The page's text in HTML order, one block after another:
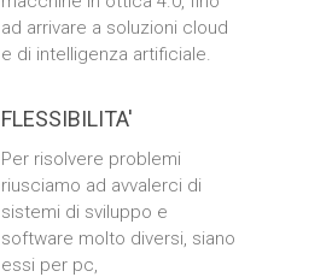
ad arrivare a soluzioni cloud
e di intelligenza artificiale.
FLESSIBILITA'
Per risolvere problemi
riusciamo ad avvalerci di
sistemi di sviluppo e
software molto diversi, siano
essi per pc,